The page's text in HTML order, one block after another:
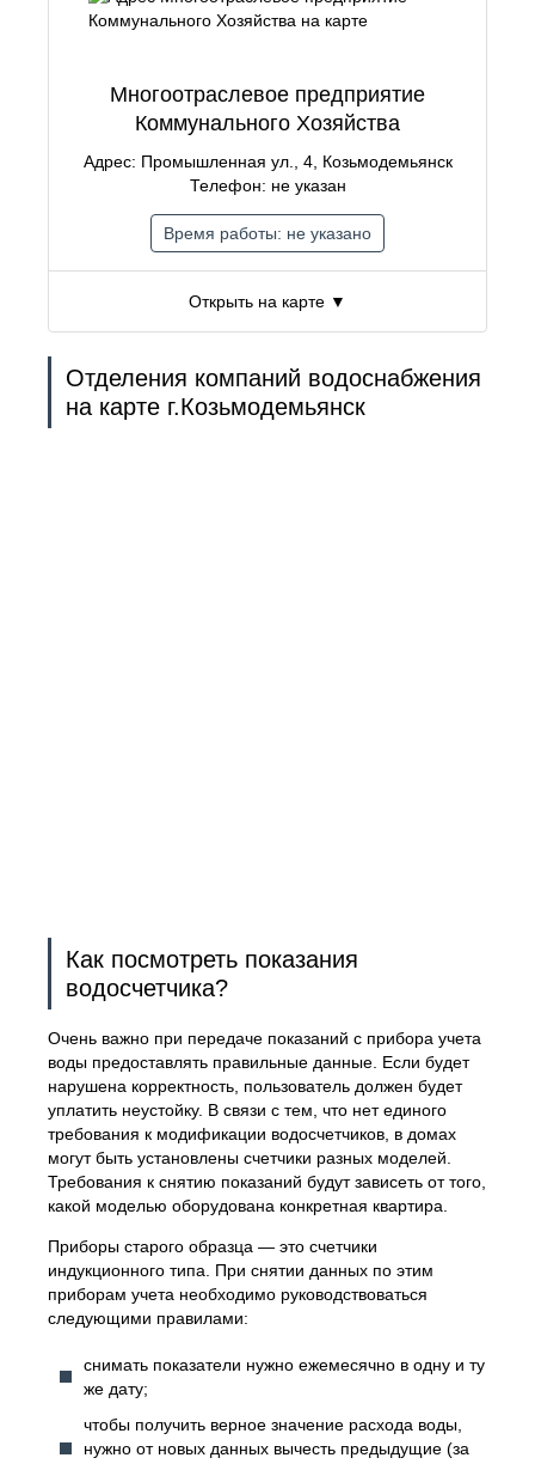
Открыть на карте ▼
Многоотраслевое предприятие
Коммунального Хозяйства
Адрес: Промышленная ул., 4, Козьмодемьянск
Телефон: не указан
Время работы: не указано
Отделения компаний водоснабжения
на карте г.Козьмодемьянск
Как посмотреть показания
водосчетчика?
Очень важно при передаче показаний с прибора учета
воды предоставлять правильные данные. Если будет
нарушена корректность, пользователь должен будет
уплатить неустойку. В связи с тем, что нет единого
требования к модификации водосчетчиков, в домах
могут быть установлены счетчики разных моделей.
Требования к снятию показаний будут зависеть от того,
какой моделью оборудована конкретная квартира.
Приборы старого образца — это счетчики
индукционного типа. При снятии данных по этим
приборам учета необходимо руководствоваться
следующими правилами:
снимать показатели нужно ежемесячно в одну и ту
же дату;
чтобы получить верное значение расхода воды,
нужно от новых данных вычесть предыдущие (за